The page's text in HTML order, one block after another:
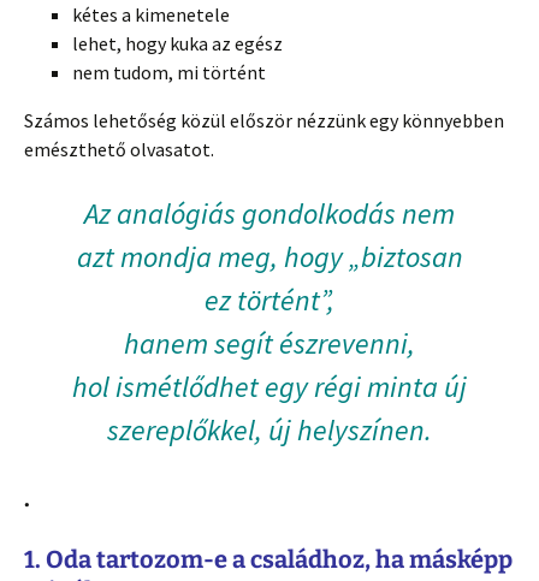
kétes a kimenetele
lehet, hogy kuka az egész
nem tudom, mi történt
Számos lehetőség közül először nézzünk egy könnyebben
emészthető olvasatot.
Az analógiás gondolkodás nem
azt mondja meg, hogy „biztosan
ez történt”,
hanem segít észrevenni,
hol ismétlődhet egy régi minta új
szereplőkkel, új helyszínen.
.
1. Oda tartozom-e a családhoz, ha másképp